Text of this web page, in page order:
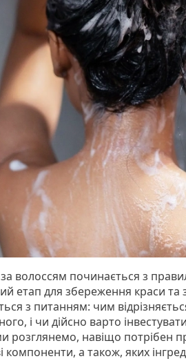
волоссям починається з
етап для збереження краси та
з питанням: чим
і чи дійсно варто
розглянемо, навіщо потрібен
компоненти, а також, яких